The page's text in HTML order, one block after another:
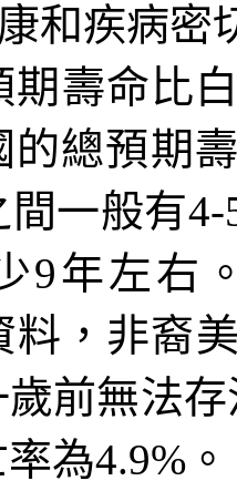
和疾病密
期壽命比
的總預期
間一般有4-
9年左右
料，非裔
歲前無法
為4.9% 。